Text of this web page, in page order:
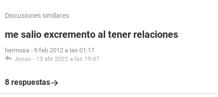
Discusiones similares
me salio excremento al tener relaciones
hermosa - 9 feb 2012 a las 01:17
Jonas - 13 abr 2022 a las 19:47
8 respuestas